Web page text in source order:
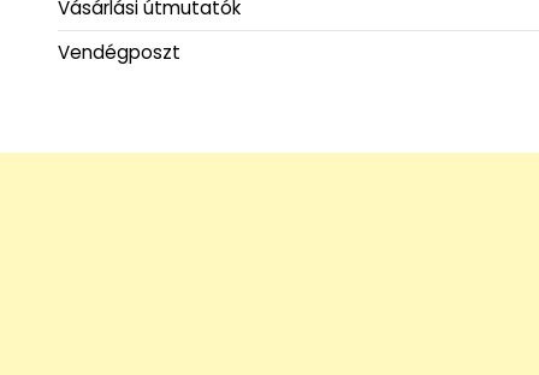
Vásárlási útmutatók
Vendégposzt